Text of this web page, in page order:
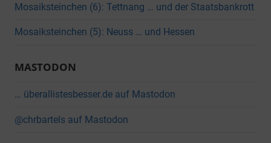
Mosaiksteinchen (6): Tettnang … und der Staatsbankrott
Mosaiksteinchen (5): Neuss … und Hessen
MASTODON
… überallistesbesser.de auf Mastodon
@chrbartels auf Mastodon